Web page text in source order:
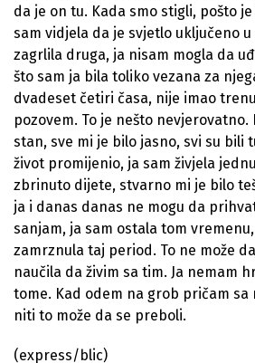
da je on tu. Kada smo stigli, pošto
sam vidjela da je svjetlo uključeno
zagrlila druga, ja nisam mogla da
što sam ja bila toliko vezana za
dvadeset četiri časa, nije imao
pozovem. To je nešto nevjerovatno.
stan, sve mi je bilo jasno, svi su bili
život promijenio, ja sam živjela
zbrinuto dijete, stvarno mi je bilo
ja i danas danas ne mogu da
sanjam, ja sam ostala tom
zamrznula taj period. To ne može
naučila da živim sa tim. Ja nemam
tome. Kad odem na grob pričam
niti to može da se preboli.
(express/blic)